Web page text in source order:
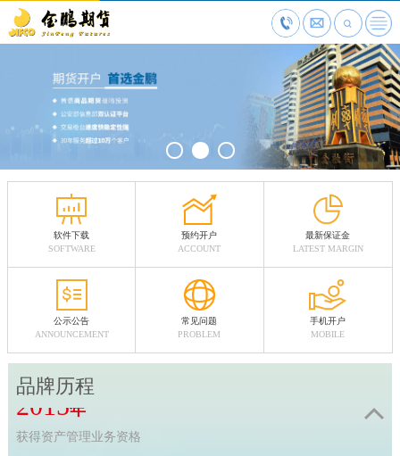
软件下载
SOFTWARE
预约开户
ACCOUNT
最新保证金
LATEST MARGIN
公示公告
ANNOUNCEMENT
常见问题
PROBLEM
手机开户
MOBILE
品牌历程
1991年
成为经中国证监会批准、在工商行政管理局登记注册，并在国
内首批取得期货开户业务经营许可权的大型专业期货公司
了解更多
2012年
取得期货投资咨询业务资格，并成立投资咨询部
了解更多
2015年
获得资产管理业务资格
了解更多
2021年